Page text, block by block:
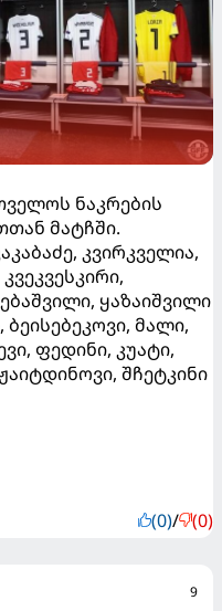
ნაკრების
მატჩში.
კვირკველია,
ყაზაიშვილი
მალი,
ფედინი, კუატი,
შჩეტკინი
(0)/ (0)
9